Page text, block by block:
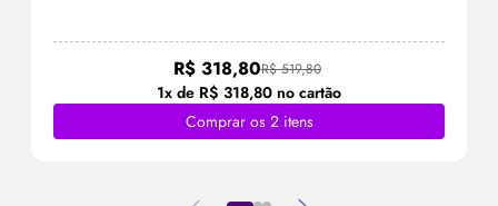
R$ 519,80
R$ 318,80
1x de R$ 318,80 no cartão
Comprar os 2 itens